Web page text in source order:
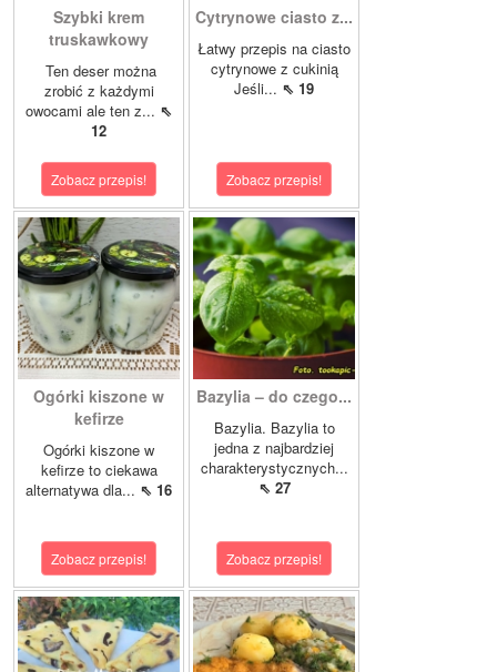
Szybki krem
truskawkowy
Ten deser można
zrobić z każdymi
owocami ale ten z... ⇖
12
Zobacz przepis!
Cytrynowe ciasto z...
Łatwy przepis na ciasto
cytrynowe z cukinią
Jeśli... ⇖ 19
Zobacz przepis!
Ogórki kiszone w
kefirze
Ogórki kiszone w
kefirze to ciekawa
alternatywa dla... ⇖ 16
Zobacz przepis!
Bazylia – do czego...
Bazylia. Bazylia to
jedna z najbardziej
charakterystycznych...
⇖ 27
Zobacz przepis!